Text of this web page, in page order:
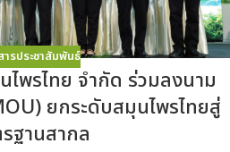
ารประชาสัมพันธ์
พรไทย จำกัด ร่วมลงนาม
ยกระดับสมุนไพรไทยสู่
ฐานสากล